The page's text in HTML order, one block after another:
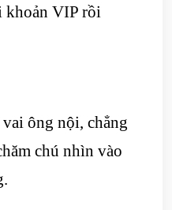
khoản VIP rồi
ông nội, chẳng
chú nhìn vào